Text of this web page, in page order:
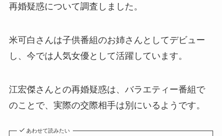
再婚疑惑について調査しました。
米可白さんは子供番組のお姉さんとしてデビュー
し、今では人気女優として活躍しています。
江宏傑さんとの再婚疑惑は、バラエティー番組で
のことで、実際の交際相手は別にいるようです。
あわせて読みたい